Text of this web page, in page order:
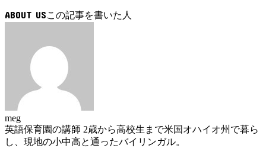
ABOUT US
meg
英語保育園の講師 2歳から高校生まで米国オハイオ州で暮ら
し、現地の小中高と通ったバイリンガル。